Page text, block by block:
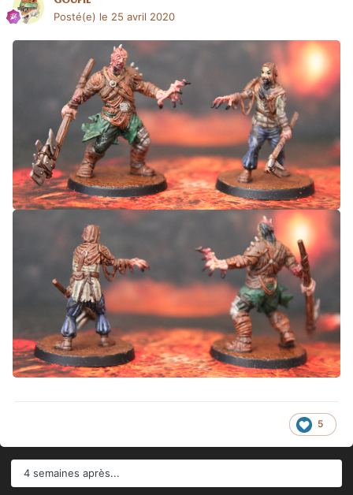
Posté(e) le 25 avril 2020
5
4 semaines après...